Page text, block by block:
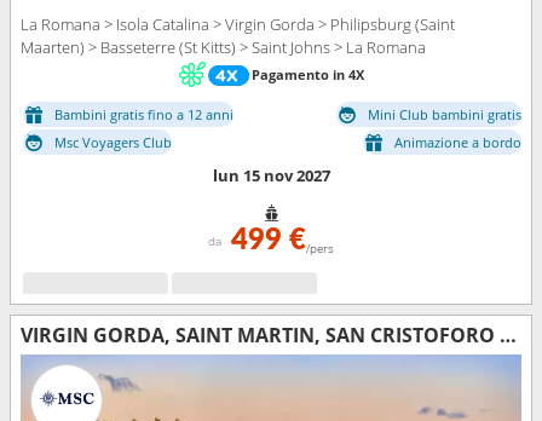
La Romana > Isola Catalina > Virgin Gorda > Philipsburg (Saint
Maarten) > Basseterre (St Kitts) > Saint Johns > La Romana
Pagamento in 4X
Bambini gratis fino a 12 anni
Mini Club bambini gratis
Msc Voyagers Club
Animazione a bordo
lun 15 nov 2027
da 499 €/pers
VIRGIN GORDA, SAINT MARTIN, SAN CRISTOFORO E NEVIS, TORTOLA, REPUBBLICA DOMINICANA